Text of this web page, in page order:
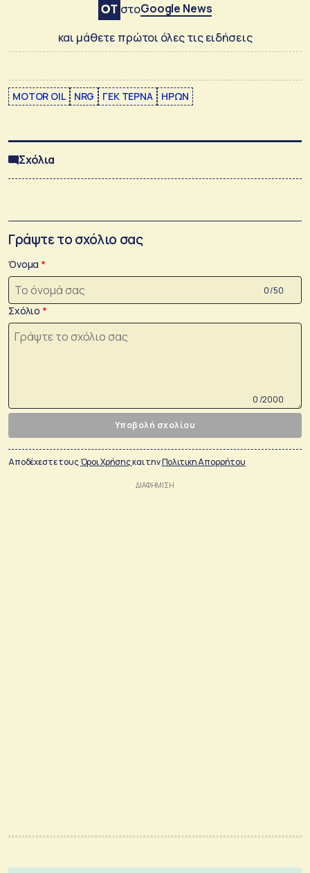
στοGoogle News
και μάθετε πρώτοι όλες τις ειδήσεις
MOTOR OIL NRG ΓΕΚ ΤΕΡΝΑ ΗΡΩΝ
Σχόλια
Γράψτε το σχόλιο σας
Όνομα
0 /50
Σχόλιο
0 /2000
Υποβολή σχολίου
Αποδέχεστε τουςΌροι Χρήσηςκαι τηνΠολιτικη Απορρήτου